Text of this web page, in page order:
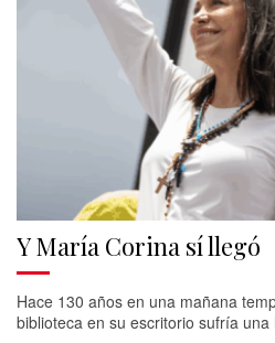
Y María Corina sí llegó
Hace 130 años en una mañana
biblioteca en su escritorio sufría